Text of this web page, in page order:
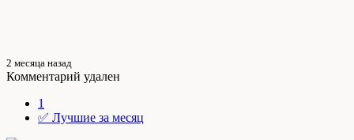
2 месяца назад
Комментарий удален
1
✅ Лучшие за месяц